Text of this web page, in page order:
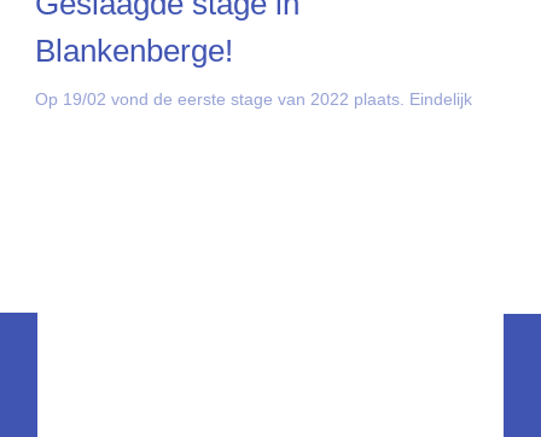
Blankenberge!
Op 19/02 vond de eerste stage van 2022 plaats. Eindelijk